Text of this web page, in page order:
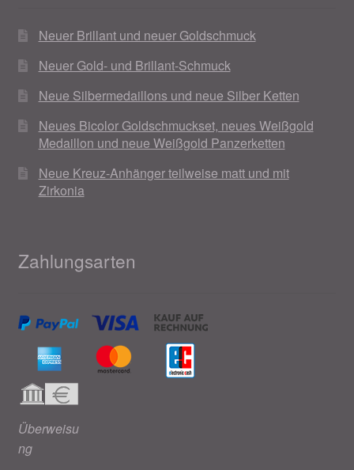
Neuer Brillant und neuer Goldschmuck
Neuer Gold- und Brillant-Schmuck
Neue Silbermedaillons und neue Silber Ketten
Neues Bicolor Goldschmuckset, neues Weißgold
Medaillon und neue Weißgold Panzerketten
Neue Kreuz-Anhänger teilweise matt und mit
Zirkonia
Zahlungsarten
Überweisu
ng